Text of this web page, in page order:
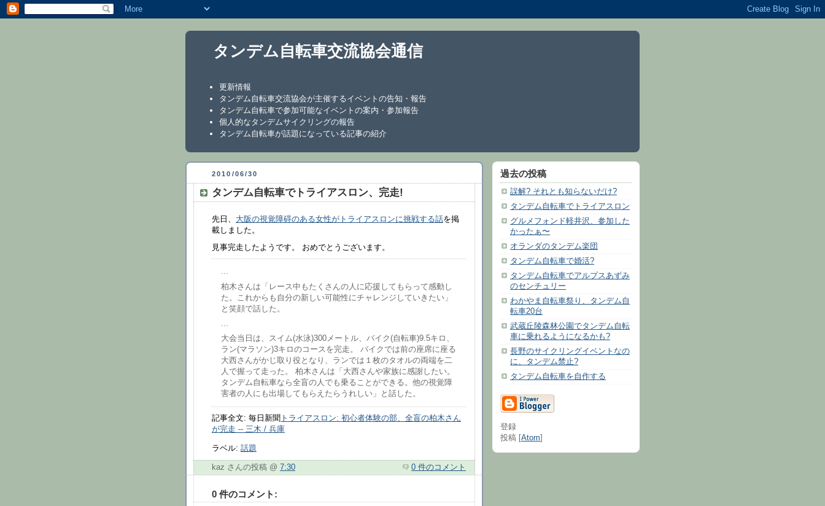
タンデム自転車交流協会通信
更新情報
タンデム自転車交流協会が主催するイベントの告知・報告
タンデム自転車で参加可能なイベントの案内・参加報告
個人的なタンデムサイクリングの報告
タンデム自転車が話題になっている記事の紹介
2010/06/30
タンデム自転車でトライアスロン、完走!
先日、 大阪の視覚障碍のある女性がトライアスロンに挑戦する話を掲
載しました。
見事完走したようです。 おめでとうございます。
...
柏木さんは「レース中もたくさんの人に応援してもらって感動し
た。これからも自分の新しい可能性にチャレンジしていきたい」
と笑顔で話した。
...
大会当日は、スイム(水泳)300メートル、バイク(自転車)9.5キロ、
ラン(マラソン)3キロのコースを完走。 バイクでは前の座席に座る
大西さんがかじ取り役となり、ランでは１枚のタオルの両端を二
人で握って走った。 柏木さんは「大西さんや家族に感謝したい。
タンデム自転車なら全盲の人でも乗ることができる。他の視覚障
害者の人にも出場してもらえたらうれしい」と話した。
記事全文: 毎日新聞 トライアスロン: 初心者体験の部、全盲の柏木さん
が完走 -- 三木 / 兵庫
ラベル: 話題
kaz さんの投稿 @ 7:30 0 件のコメント
0 件のコメント:
過去の投稿
誤解? それとも知らないだけ?
タンデム自転車でトライアスロン
グルメフォンド軽井沢、参加した
かったぁ〜
オランダのタンデム楽団
タンデム自転車で婚活?
タンデム自転車でアルプスあずみ
のセンチュリー
わかやま自転車祭り、タンデム自
転車20台
武蔵丘陵森林公園でタンデム自転
車に乗れるようになるかも?
長野のサイクリングイベントなの
に、タンデム禁止?
タンデム自転車を自作する
登録
投稿 [Atom]